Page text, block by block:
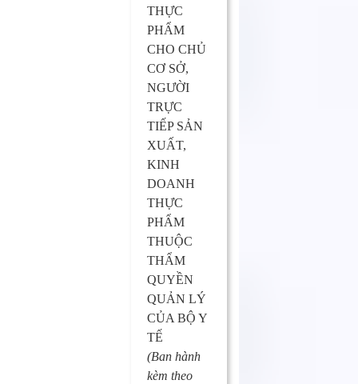
THỰC
PHẨM
CHO CHỦ
CƠ SỞ,
NGƯỜI
TRỰC
TIẾP SẢN
XUẤT,
KINH
DOANH
THỰC
PHẨM
THUỘC
THẨM
QUYỀN
QUẢN LÝ
CỦA BỘ Y
TẾ
(Ban hành
kèm theo